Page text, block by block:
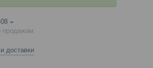
продажам
доставки